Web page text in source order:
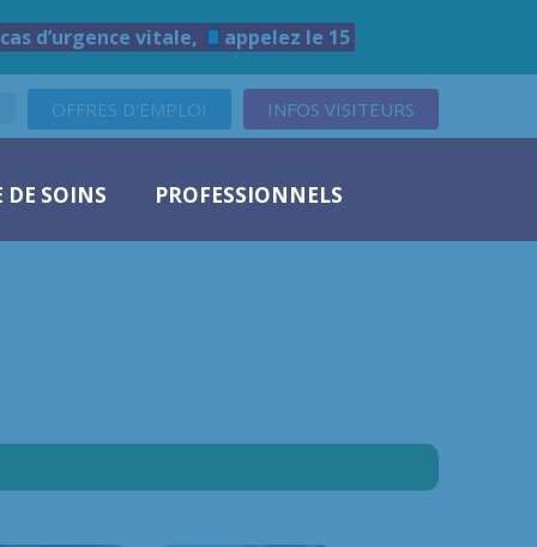
d’urgence vitale, appelez le 15
INFOS VISITEURS
OFFRES D'EMPLOI
DE SOINS PROFESSIONNELS